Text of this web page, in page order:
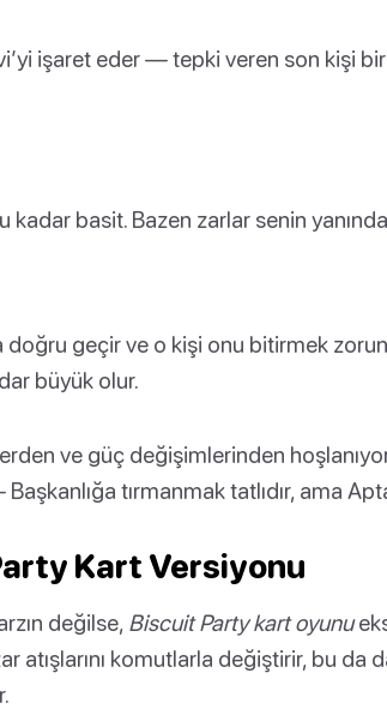
işaret eder — tepki veren son kişi bir
kadar basit. Bazen zarlar senin
geçir ve o kişi onu bitirmek
büyük olur.
ve güç değişimlerinden
tırmanmak tatlıdır, ama
Kart Versiyonu
değilse, Biscuit Party kart oyunu
atışlarını komutlarla değiştirir, bu da